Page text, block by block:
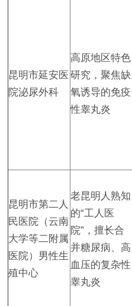
昆明市延安医
院泌尿外科
高原地区特色
研究，聚焦缺
氧诱导的免疫
性睾丸炎
昆明市第二人
民医院（云南
大学等二附属
医院）男性生
殖中心
老昆明人熟知
的“工人医
院”，擅长合
并糖尿病、高
血压的复杂性
睾丸炎